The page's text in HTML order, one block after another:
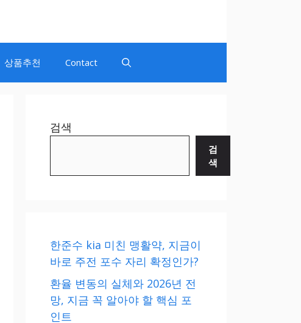
상품추천 Contact
검색
검
색
한준수 kia 미친 맹활약, 지금이
바로 주전 포수 자리 확정인가?
환율 변동의 실체와 2026년 전
망, 지금 꼭 알아야 할 핵심 포
인트